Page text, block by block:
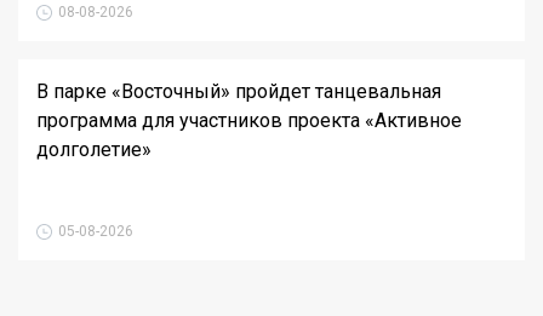
08-08-2026
В парке «Восточный» пройдет танцевальная
программа для участников проекта «Активное
долголетие»
05-08-2026